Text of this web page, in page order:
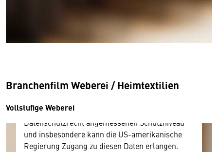
Branchenfilm Weberei / Heimtextilien
Vollstufige Weberei
Wir benötigen Ihre Zustimmung
Hier würden wir Ihnen gerne einen externen
und Nutzerverhalten mitunter mit US-
Diese Daten unterliegen keinem dem EU-
Datenschutzrecht angemessenen Schutzniveau
und insbesondere kann die US-amerikanische
Regierung Zugang zu diesen Daten erlangen.